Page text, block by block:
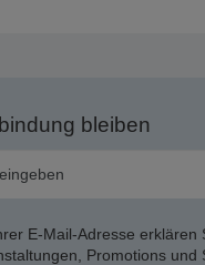
bleiben
E-Mail-Adresse
Promotions